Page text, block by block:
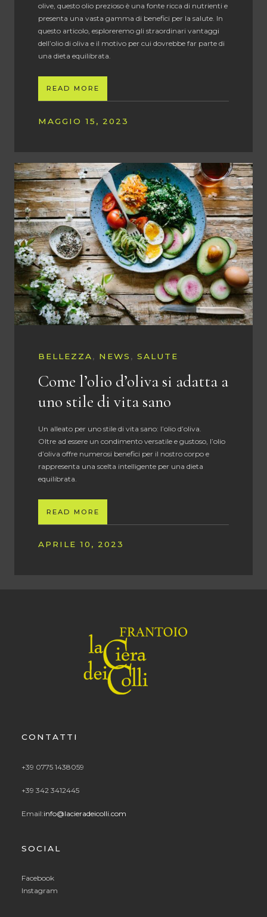
olive, questo olio prezioso è una fonte ricca di nutrienti e
presenta una vasta gamma di benefici per la salute. In
questo articolo, esploreremo gli straordinari vantaggi
dell’olio di oliva e il motivo per cui dovrebbe far parte di
una dieta equilibrata.
READ MORE
MAGGIO 15, 2023
BELLEZZA, NEWS , SALUTE
Come l’olio d’oliva si adatta a
uno stile di vita sano
Un alleato per uno stile di vita sano: l’olio d’oliva.
Oltre ad essere un condimento versatile e gustoso, l’olio
d’oliva offre numerosi benefici per il nostro corpo e
rappresenta una scelta intelligente per una dieta
equilibrata.
READ MORE
APRILE 10, 2023
CONTATTI
+39 0775 1438059
+39 342 3412445
Email:info@lacieradeicolli.com
SOCIAL
Facebook
Instagram